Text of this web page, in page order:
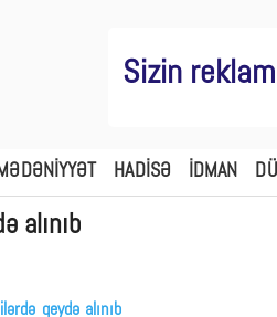
Sizin
HADİSƏ İDMAN
alınıb